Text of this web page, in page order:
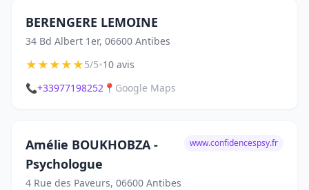
BERENGERE LEMOINE
34 Bd Albert 1er, 06600 Antibes
★★★★★5/5•10 avis
📞+33977198252 📍 Google Maps
Amélie BOUKHOBZA -
Psychologue
4 Rue des Paveurs, 06600 Antibes
www.confidencespsy.fr